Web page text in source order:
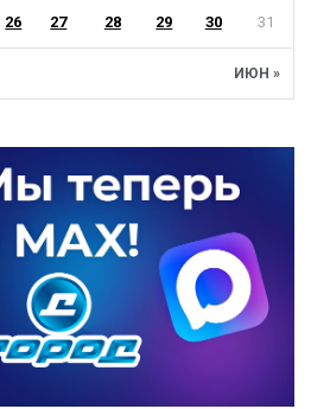
ИЮН »
26 27 28 29 30 31